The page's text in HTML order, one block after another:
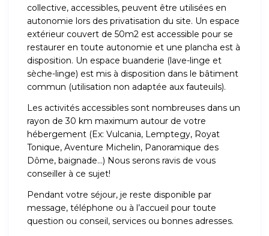
collective, accessibles, peuvent être utilisées en
autonomie lors des privatisation du site. Un espace
extérieur couvert de 50m2 est accessible pour se
restaurer en toute autonomie et une plancha est à
disposition. Un espace buanderie (lave-linge et
sèche-linge) est mis à disposition dans le bâtiment
commun (utilisation non adaptée aux fauteuils).
Les activités accessibles sont nombreuses dans un
rayon de 30 km maximum autour de votre
hébergement (Ex: Vulcania, Lemptegy, Royat
Tonique, Aventure Michelin, Panoramique des
Dôme, baignade…) Nous serons ravis de vous
conseiller à ce sujet!
Pendant votre séjour, je reste disponible par
message, téléphone ou à l’accueil pour toute
question ou conseil, services ou bonnes adresses.